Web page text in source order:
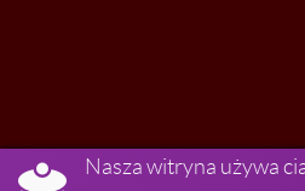
Nasza witryna używa